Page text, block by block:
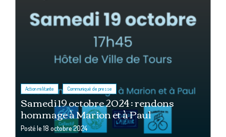
Action militante , Communiqué de presse
Samedi 19 octobre 2024 : rendons
hommage à Marion et à Paul
Posté le18 octobre 2024